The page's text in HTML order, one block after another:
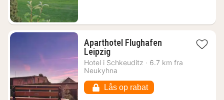
Aparthotel Flughafen
Leipzig1
nat
fra
kr.
Hotel i Schkeuditz · 6.7 km fra
Neukyhna
Lås op rabat